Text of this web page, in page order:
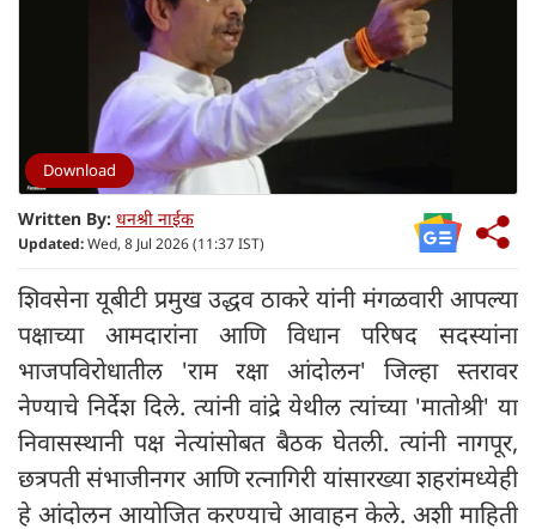
Download
Written By: धनश्री नाईक
Updated:Wed, 8 Jul 2026 (11:37 IST)
शिवसेना यूबीटी प्रमुख उद्धव ठाकरे यांनी मंगळवारी आपल्या
पक्षाच्या आमदारांना आणि विधान परिषद सदस्यांना
भाजपविरोधातील 'राम रक्षा आंदोलन' जिल्हा स्तरावर
नेण्याचे निर्देश दिले. त्यांनी वांद्रे येथील त्यांच्या 'मातोश्री' या
निवासस्थानी पक्ष नेत्यांसोबत बैठक घेतली. त्यांनी नागपूर,
छत्रपती संभाजीनगर आणि रत्नागिरी यांसारख्या शहरांमध्येही
हे आंदोलन आयोजित करण्याचे आवाहन केले. अशी माहिती